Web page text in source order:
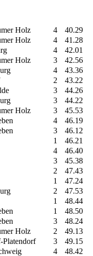
Holz 4 40.29
Holz 4 41.28
4 42.01
Holz 3 42.56
4 43.36
2 43.22
3 44.26
3 44.22
Holz 3 45.53
4 46.19
3 46.12
1 46.21
4 46.40
3 45.38
2 47.43
1 47.24
2 47.53
1 48.44
1 48.50
3 48.24
Holz 2 49.13
Platendorf 3 49.15
4 48.42